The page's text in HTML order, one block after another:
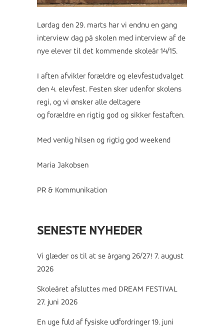
Lørdag den 29. marts har vi endnu en gang
interview dag på skolen med interview af de
nye elever til det kommende skoleår 14/15.
I aften afvikler forældre og elevfestudvalget
den 4. elevfest. Festen sker udenfor skolens
regi, og vi ønsker alle deltagere
og forældre en rigtig god og sikker festaften.
Med venlig hilsen og rigtig god weekend
Maria Jakobsen
PR & Kommunikation
SENESTE NYHEDER
Vi glæder os til at se årgang 26/27! 7. august
2026
Skoleåret afsluttes med DREAM FESTIVAL
27. juni 2026
En uge fuld af fysiske udfordringer 19. juni